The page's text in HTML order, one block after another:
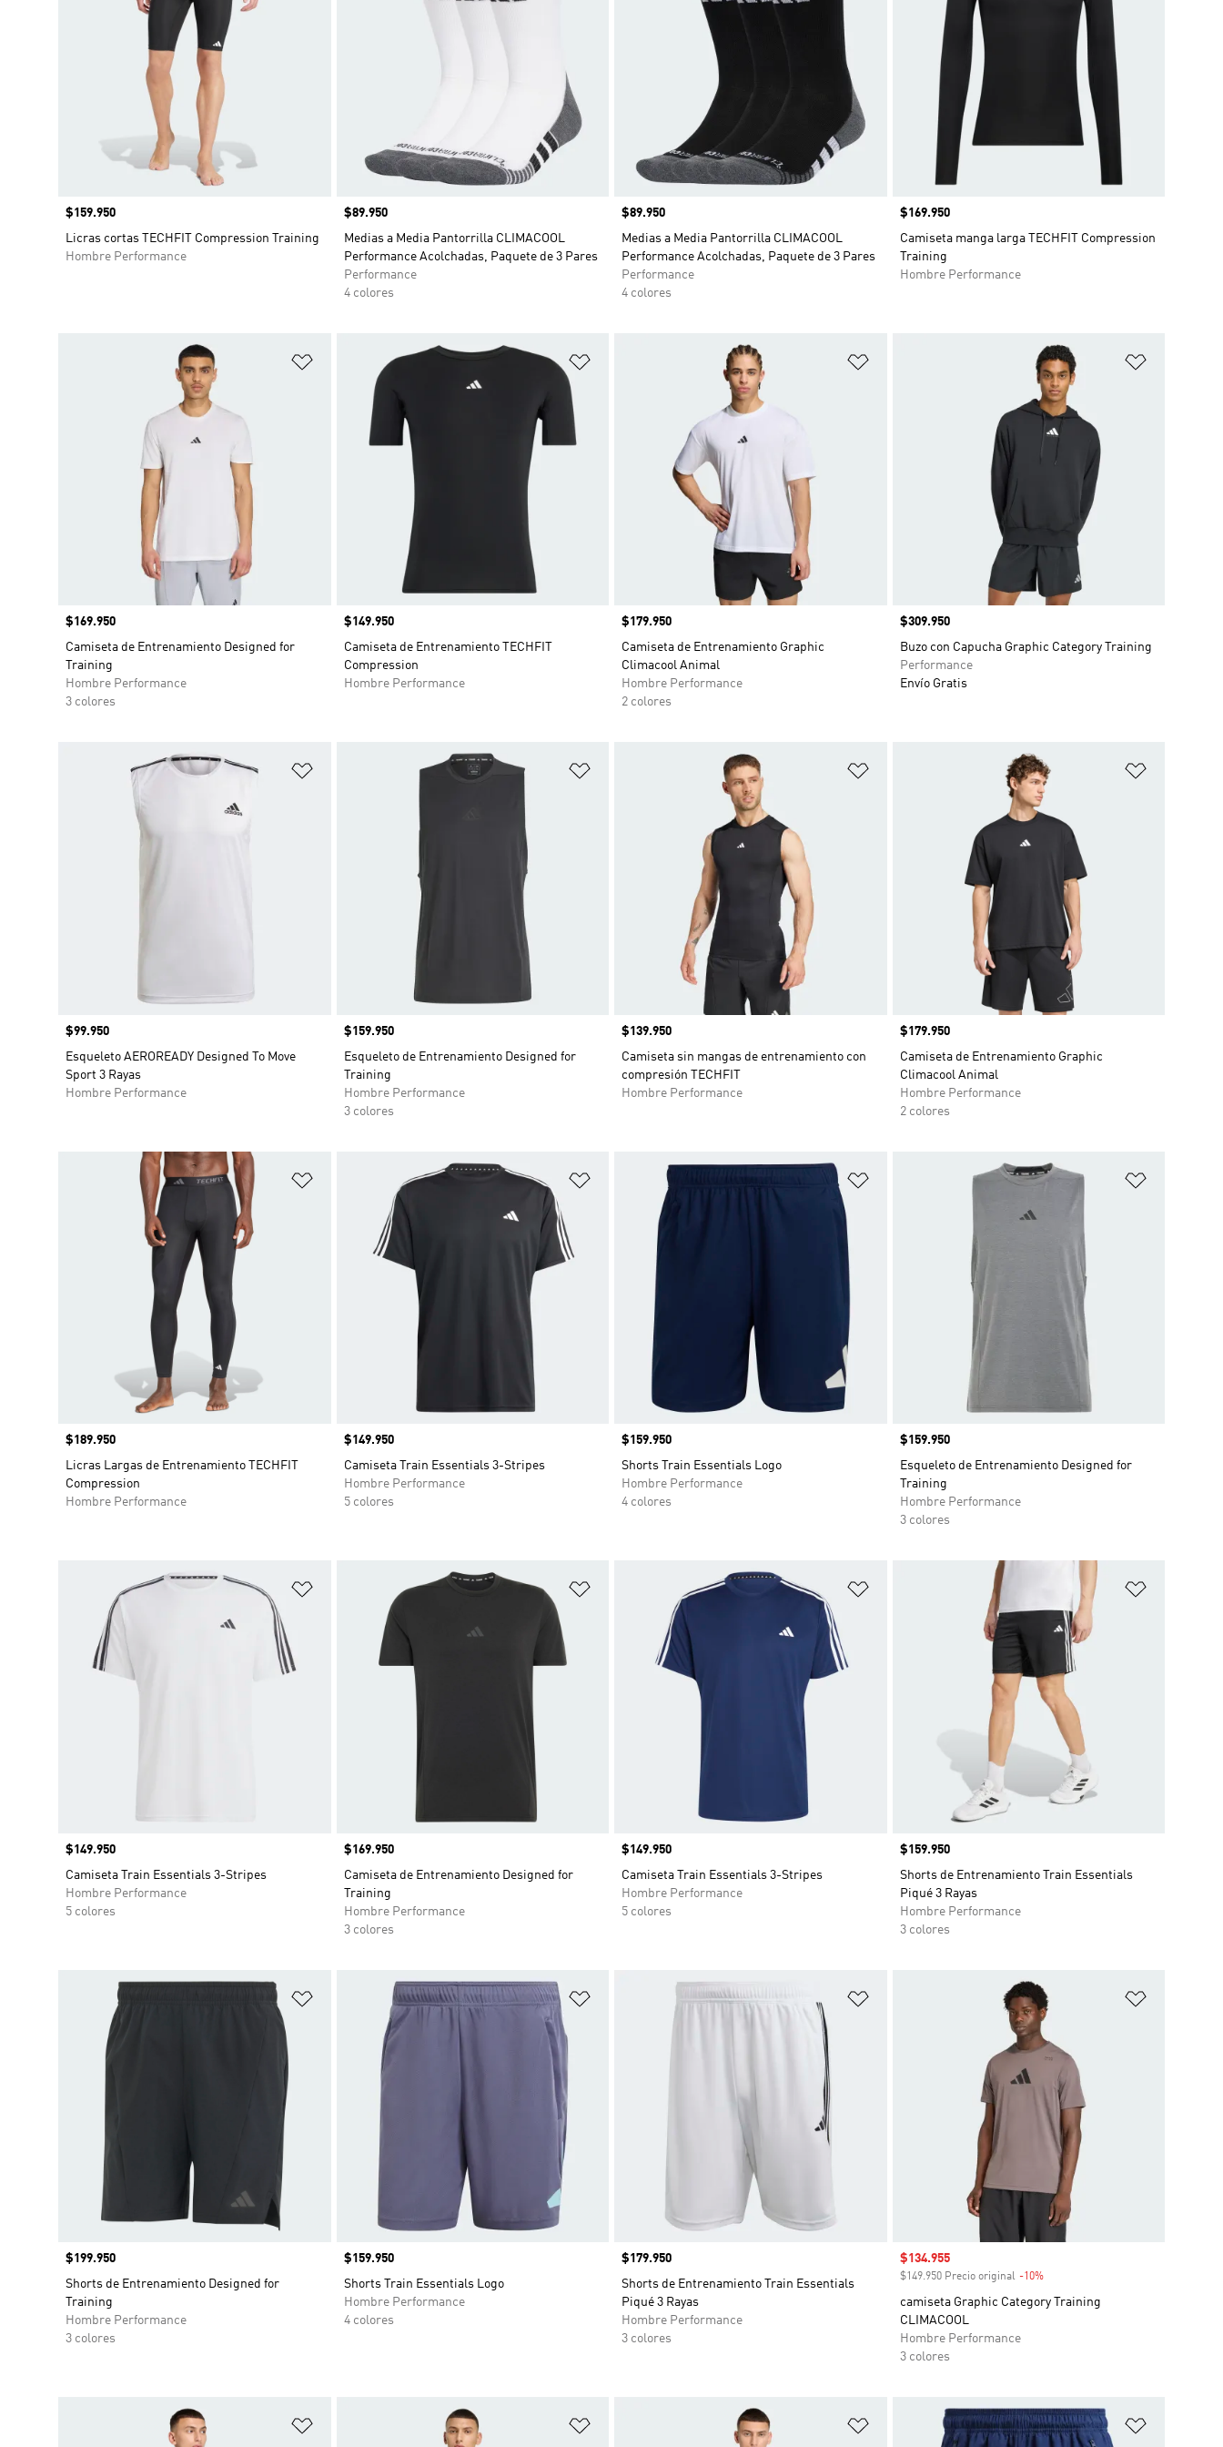
Precio
$159.950
Licras cortas TECHFIT Compression Training
Hombre Performance
Precio
$89.950
Medias a Media Pantorrilla CLIMACOOL
Performance Acolchadas, Paquete de 3 Pares
Performance
4 colores
Precio
$89.950
Medias a Media Pantorrilla CLIMACOOL
Performance Acolchadas, Paquete de 3 Pares
Performance
4 colores
Precio
$169.950
Camiseta manga larga TECHFIT Compression
Training
Hombre Performance
Añadir a la lista de deseos
Precio
$169.950
Camiseta de Entrenamiento Designed for
Training
Hombre Performance
3 colores
Añadir a la lista de deseos
Precio
$149.950
Camiseta de Entrenamiento TECHFIT
Compression
Hombre Performance
Añadir a la lista de deseos
Precio
$179.950
Camiseta de Entrenamiento Graphic
Climacool Animal
Hombre Performance
2 colores
Precio
$309.950
Buzo con Capucha Graphic Category Training
Performance
Envío Gratis
Añadir a la lista de deseos
Precio
$99.950
Esqueleto AEROREADY Designed To Move
Sport 3 Rayas
Hombre Performance
Añadir a la lista de deseos
Precio
$159.950
Esqueleto de Entrenamiento Designed for
Training
Hombre Performance
3 colores
Añadir a la lista de deseos
Precio
$139.950
Camiseta sin mangas de entrenamiento con
compresión TECHFIT
Hombre Performance
Precio
$179.950
Camiseta de Entrenamiento Graphic
Climacool Animal
Hombre Performance
2 colores
Añadir a la lista de deseos
Precio
$189.950
Licras Largas de Entrenamiento TECHFIT
Compression
Hombre Performance
Añadir a la lista de deseos
Precio
$149.950
Camiseta Train Essentials 3-Stripes
Hombre Performance
5 colores
Añadir a la lista de deseos
Precio
$159.950
Shorts Train Essentials Logo
Hombre Performance
4 colores
Precio
$159.950
Esqueleto de Entrenamiento Designed for
Training
Hombre Performance
3 colores
Añadir a la lista de deseos
Precio
$149.950
Camiseta Train Essentials 3-Stripes
Hombre Performance
5 colores
Añadir a la lista de deseos
Precio
$169.950
Camiseta de Entrenamiento Designed for
Training
Hombre Performance
3 colores
Añadir a la lista de deseos
Precio
$149.950
Camiseta Train Essentials 3-Stripes
Hombre Performance
5 colores
Precio
$159.950
Shorts de Entrenamiento Train Essentials
Piqué 3 Rayas
Hombre Performance
3 colores
Añadir a la lista de deseos
Precio
$199.950
Shorts de Entrenamiento Designed for
Training
Hombre Performance
3 colores
Añadir a la lista de deseos
Precio
$159.950
Shorts Train Essentials Logo
Hombre Performance
4 colores
Añadir a la lista de deseos
Precio
$179.950
Shorts de Entrenamiento Train Essentials
Piqué 3 Rayas
Hombre Performance
3 colores
Precio de venta
$134.955
$149.950 Precio original -10%Descuento
camiseta Graphic Category Training
CLIMACOOL
Hombre Performance
3 colores
Añadir a la lista de deseos Añadir a la lista de deseos Añadir a la lista de deseos